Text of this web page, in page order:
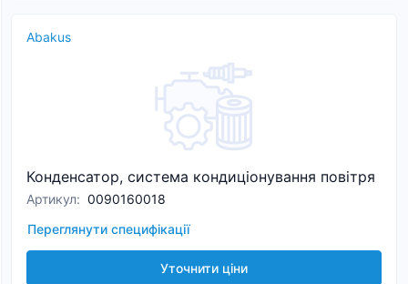
Abakus
Конденсатор, система кондиціонування повітря
Артикул: 0090160018
Переглянути специфікації
Уточнити ціни